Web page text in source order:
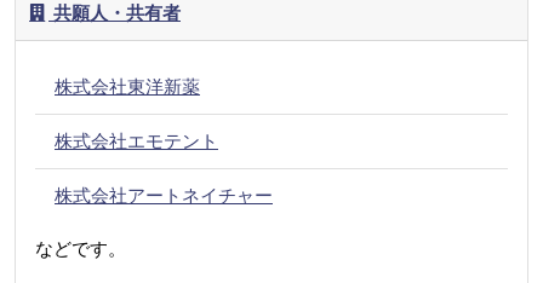
共願人・共有者
株式会社東洋新薬
株式会社エモテント
株式会社アートネイチャー
などです。